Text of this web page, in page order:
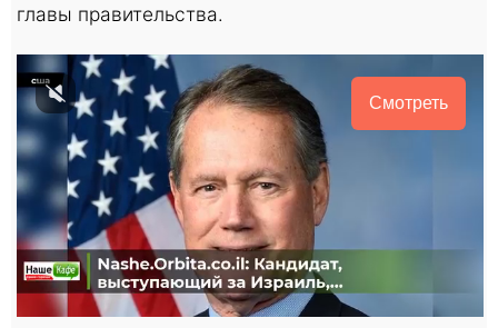
главы правительства.
Смотреть